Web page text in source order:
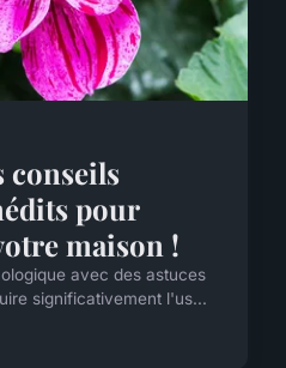
conseils
pour
maison !
avec des astuces
significativement l'us...